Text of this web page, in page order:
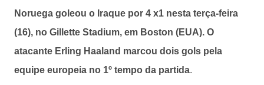
Noruega goleou o Iraque por 4 x1 nesta terça-feira
(16), no Gillette Stadium, em Boston (EUA). O
atacante Erling Haaland marcou dois gols pela
equipe europeia no 1º tempo da partida.